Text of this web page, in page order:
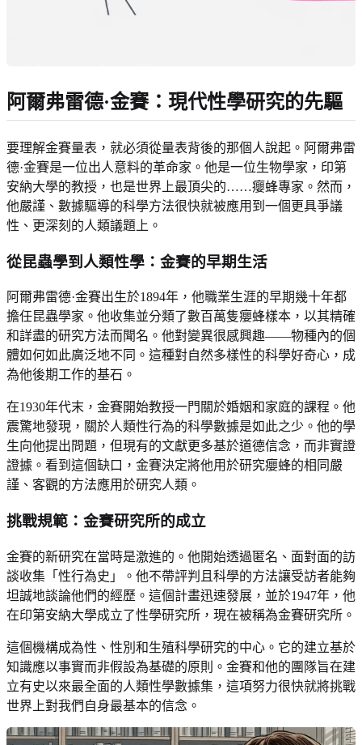
阿爾弗雷德·金賽：現代性學研究的先驅
要理解金賽量表，就必須從量表背後的那個人說起。阿爾弗雷
德·金賽是一位出人意料的革命家。他是一位生物學家，印第
安納大學的教授，也是世界上最頂尖的……癭蜂專家。然而，
他嚴謹、數據驅導的科學方法很快就被應用到一個更具爭議
性、更深刻的人類議題上。
從昆蟲學到人類性學：金賽的早期生活
阿爾弗雷德·金賽出生於1894年，他職業生涯的早期幾十年都
擔任昆蟲學家。他收集並分類了數百萬隻癭蜂樣本，以其精確
和詳盡的研究方法而聞名。他對變異很感興趣——物種內的個
體如何如此廣泛地不同。這種對自然多樣性的科學好奇心，成
為他後期工作的基石。
在1930年代末，金賽開始教授一門關於婚姻和家庭的課程。他
震驚地發現，關於人類性行為的科學數據是如此之少。他的學
生向他提出問題，但現有的文獻更多基於道德信念，而非實證
證據。看到這個缺口，金賽決定將他用於研究癭蜂的相同嚴
謹、客觀的方法應用於研究人類。
挑戰規範：金賽研究所的成立
金賽的新研究在當時是激進的。他開始透過匿名、面對面的訪
談收集「性行為史」。他不帶評判且科學的方法讓受訪者能夠
坦誠地談論他們的經歷。這個計畫迅速發展，並於1947年，他
在印第安納大學成立了性學研究所，現在被稱為金賽研究所。
這個機構成為性、性別和生殖科學研究的中心。它的建立基於
知識應以事實而非假設為基礎的原則。金賽和他的團隊旨在建
立有史以來最全面的人類性學數據集，這項努力很快就將挑戰
世界上對我們自身最基本的信念。